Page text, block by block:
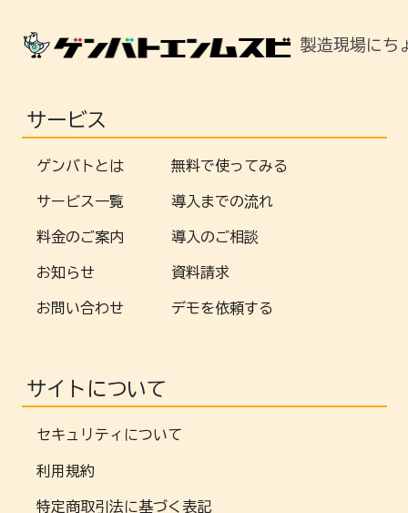
製造現場にち
サービス
ゲンバトとは
サービス一覧
料金のご案内
お知らせ
お問い合わせ
無料で使ってみる
導入までの流れ
導入のご相談
資料請求
デモを依頼する
サイトについて
セキュリティについて
利用規約
特定商取引法に基づく表記